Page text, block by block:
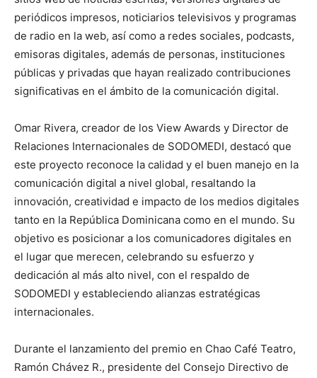
periódicos impresos, noticiarios televisivos y programas
de radio en la web, así como a redes sociales, podcasts,
emisoras digitales, además de personas, instituciones
públicas y privadas que hayan realizado contribuciones
significativas en el ámbito de la comunicación digital.
Omar Rivera, creador de los View Awards y Director de
Relaciones Internacionales de SODOMEDI, destacó que
este proyecto reconoce la calidad y el buen manejo en la
comunicación digital a nivel global, resaltando la
innovación, creatividad e impacto de los medios digitales
tanto en la República Dominicana como en el mundo. Su
objetivo es posicionar a los comunicadores digitales en
el lugar que merecen, celebrando su esfuerzo y
dedicación al más alto nivel, con el respaldo de
SODOMEDI y estableciendo alianzas estratégicas
internacionales.
Durante el lanzamiento del premio en Chao Café Teatro,
Ramón Chávez R., presidente del Consejo Directivo de